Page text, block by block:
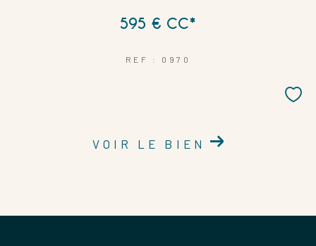
595 € CC*
REF : 0970
VOIR LE BIEN